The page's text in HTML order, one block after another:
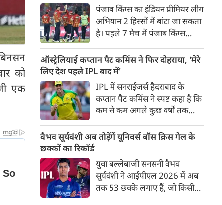
को
एक
पंजाब किंग्स का इंडियन प्रीमियर लीग
अभियान 2 हिस्सों में बांटा जा सकता
है। पहले 7 मैच में पंजाब किंग्स
उसे हार का सामना करना पड़ा इसके
बाद अंतिम मैच वह जरूर जीती
लेकिन तब तक उसकी किस्मत
लखनऊ के हाथ लिखी गई थी।
ऑस्ट्रेलियाई कप्तान पैट कमिंस ने फिर दोहराया, 'मेरे
लिए देश पहले IPL बाद में'
IPL में सनराईजर्स हैदराबाद के
कप्तान पैट कमिंस ने स्पष्ट कहा है कि
कम से कम अगले कुछ वर्षों तक
प्राथमिकता होगी। यह बयान उस चर्चा
के बीच आया है, जिसमें कहा जा रहा
है कि ऑस्ट्रेलिया के कुछ बड़े खिलाड़ी
IPL से आगे बढ़कर अन्य फ्रेंचाइजी
क्रिकेट खेलने के लिए राष्ट्रीय टीम से
दूरी बना सकते हैं।
वैभव सूर्यवंशी अब तोड़ेंगें यूनिवर्स बॉस क्रिस गेल के
छक्कों का रिकॉर्ड
युवा बल्लेबाजी सनसनी वैभव
सूर्यवंशी ने आईपीएल 2026 में अब
तक 53 छक्के लगाए हैं, जो किसी